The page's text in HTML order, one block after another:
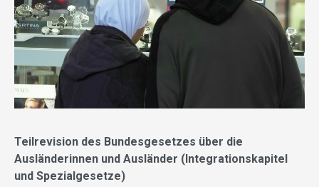
Teilrevision des Bundesgesetzes über die
Ausländerinnen und Ausländer (Integrationskapitel
und Spezialgesetze)